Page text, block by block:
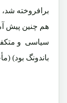
برافروخته
هم چنین پیش
سیاسی و
باندونگ بود) (مأخذ